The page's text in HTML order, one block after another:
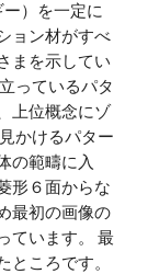
）を一定に
ョン材がすべ
まを示してい
っているパタ
上位概念にゾ
かけるパター
の範疇に入
形６面からな
最初の画像の
ています。 最
ころです。